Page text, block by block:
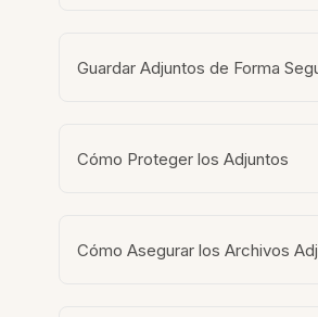
Guardar Adjuntos de Forma
Cómo Proteger los Adjuntos
Cómo Asegurar los Archivos